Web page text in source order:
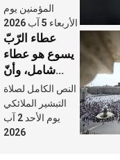
في حياة
الكنيسة
المؤمنين يوم
الأربعاء 5 آب 2026
عطاء الرّبّ
يسوع هو عطاء
شامل، وأنّ
عنايته بنا لا
تغيب عنّا أبدًا
النص الكامل لصلاة
التبشير الملائكي
يوم الأحد 2 آب
2026